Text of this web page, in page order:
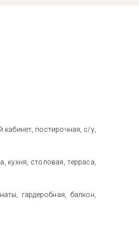
постирочная, с/у,
кухня, столовая, терраса,
гардеробная, балкон,